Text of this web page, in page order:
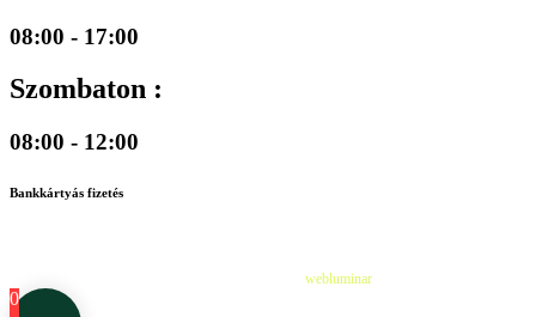
08:00 - 17:00
Szombaton :
08:00 - 12:00
Bankkártyás fizetés
webluminar
0